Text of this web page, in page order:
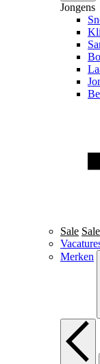
Jongens
Sale Sale
Merken